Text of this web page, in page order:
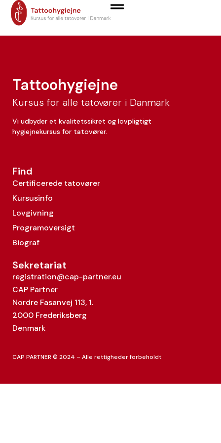
Jimmy Gunthel
Tattoohygiejne
Kursus for alle tatovører i Danmark
Vi udbyder et kvalitetssikret og lovpligtigt
hygiejnekursus for tatovører.
Find
Certificerede tatovører
Kursusinfo
Lovgivning
Programoversigt
Biograf
Sekretariat
registration@cap-partner.eu
CAP Partner
Nordre Fasanvej 113, 1.
2000 Frederiksberg
Denmark
CAP PARTNER © 2024 – Alle rettigheder forbeholdt